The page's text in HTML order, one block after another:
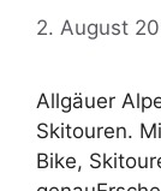
2. August
Allgäuer
Skitouren.
Bike,